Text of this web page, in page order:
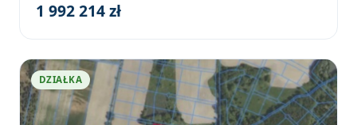
1 992 214 zł
DZIAŁKA